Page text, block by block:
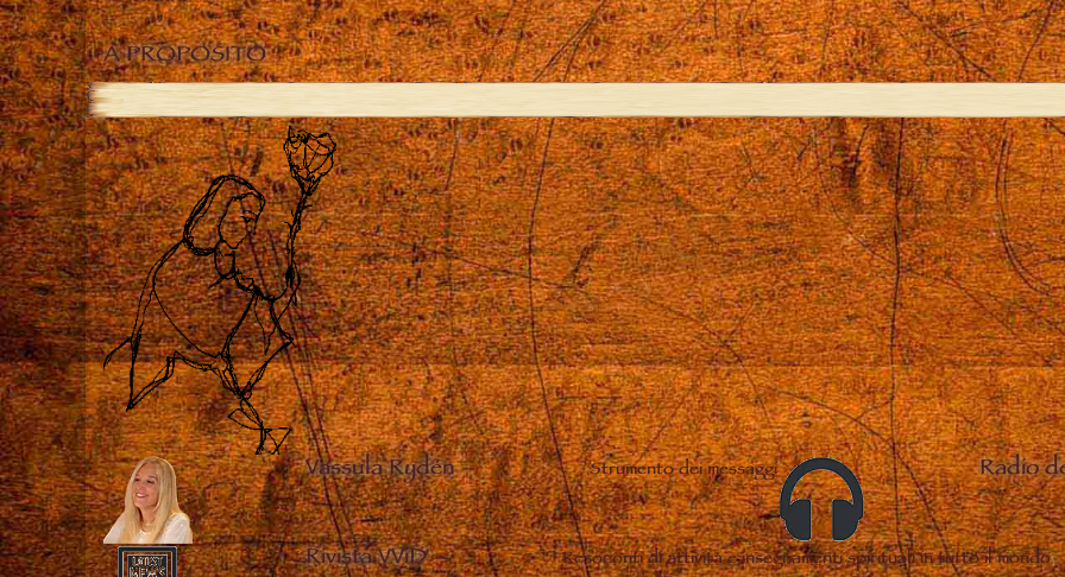
A PROPOSITO
Vassula Rydén– Strumento dei messaggi Radio
Rivista VViD– Resoconti di attività e insegnamenti spirituali in tutto il mondo